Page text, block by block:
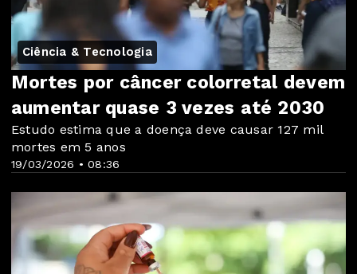
Ciência & Tecnologia
19/03/2026 • 08:36
Mortes por câncer colorretal devem
aumentar quase 3 vezes até 2030
Estudo estima que a doença deve causar 127 mil
mortes em 5 anos